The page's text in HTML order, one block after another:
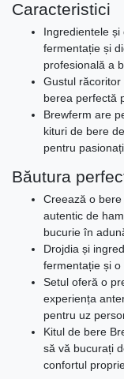
Caracteristici
Ingredientele
fermentație și
profesională a
Gustul
berea perfectă
Brewferm are
kituri de bere
pentru
Băutura
Creează o
autentic de
bucurie în
Drojdia și
fermentație și
Setul oferă o
experiența
pentru uz
Kitul de bere
să vă bucurați
confortul